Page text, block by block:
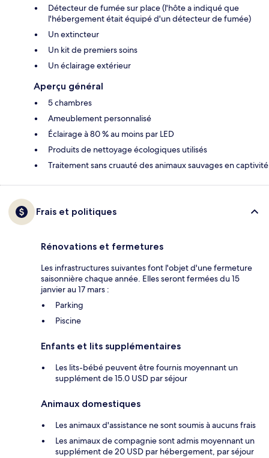
Détecteur de fumée sur place (l'hôte a indiqué que
l'hébergement était équipé d'un détecteur de fumée)
Un extincteur
Un kit de premiers soins
Un éclairage extérieur
Aperçu général
5 chambres
Ameublement personnalisé
Éclairage à 80 % au moins par LED
Produits de nettoyage écologiques utilisés
Traitement sans cruauté des animaux sauvages en captivité
Frais et politiques
Rénovations et fermetures
Les infrastructures suivantes font l'objet d'une fermeture
saisonnière chaque année. Elles seront fermées du 15
janvier au 17 mars :
Parking
Piscine
Enfants et lits supplémentaires
Les lits-bébé peuvent être fournis moyennant un
supplément de 15.0 USD par séjour
Animaux domestiques
Les animaux d'assistance ne sont soumis à aucuns frais
Les animaux de compagnie sont admis moyennant un
supplément de 20 USD par hébergement, par séjour